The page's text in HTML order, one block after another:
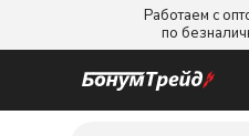
Работаем с
по